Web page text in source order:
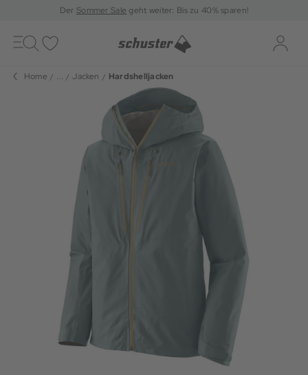
DerSommer Sale geht weiter: Bis zu 40% sparen!
Toggle
navigation
Home ... Jacken Hardshelljacken